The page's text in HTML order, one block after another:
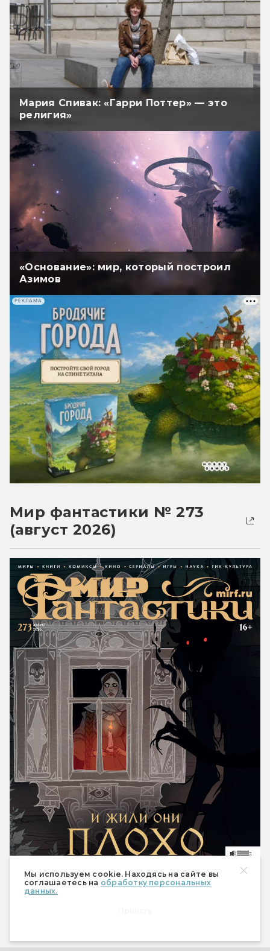
Мы используем cookie. Находясь на сайте вы
соглашаетесь на обработку персональных
данных.
Мария Спивак: «Гарри Поттер» — это
религия»
«Основание»: мир, который построил
Азимов
РЕКЛАМА
Мир фантастики № 273
(август 2026)